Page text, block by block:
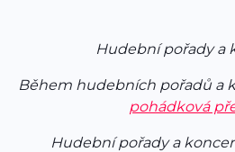
Hudební pořady a
Během hudebních pořadů a
pohádková
Hudební pořady a